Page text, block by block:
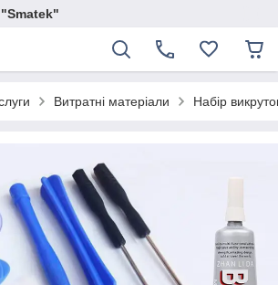
"Smatek"
Витратні матеріали Набір